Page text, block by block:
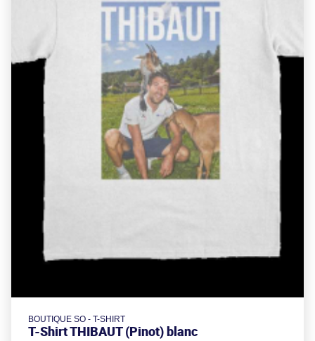
BOUTIQUE SO - T-SHIRT
T-Shirt THIBAUT (Pinot) blanc